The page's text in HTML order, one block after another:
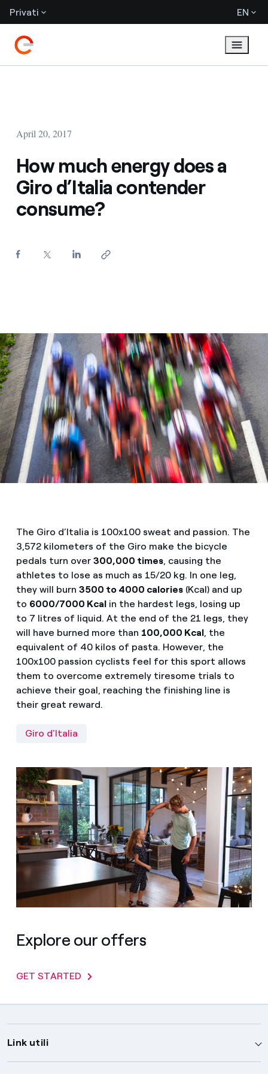
Privati EN
April 20, 2017
How much energy does a
Giro d’Italia contender
consume?
The Giro d’Italia is 100x100 sweat and passion. The
3,572 kilometers of the Giro make the bicycle
pedals turn over 300,000 times, causing the
athletes to lose as much as 15/20 kg. In one leg,
they will burn 3500 to 4000 calories(Kcal) and up
to 6000/7000 Kcalin the hardest legs, losing up
to 7 litres of liquid. At the end of the 21 legs, they
will have burned more than 100,000 Kcal, the
equivalent of 40 kilos of pasta. However, the
100x100 passion cyclists feel for this sport allows
them to overcome extremely tiresome trials to
achieve their goal, reaching the finishing line is
their great reward.
Giro d'Italia
Explore our offers
GET STARTED
Link utili